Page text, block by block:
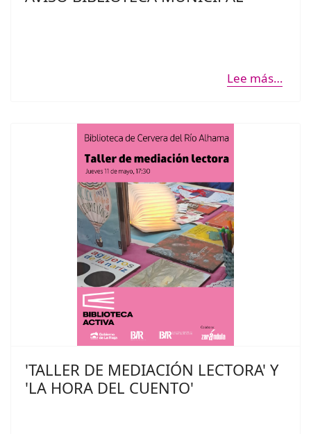
Lee más…
'TALLER DE MEDIACIÓN LECTORA' Y
'LA HORA DEL CUENTO'